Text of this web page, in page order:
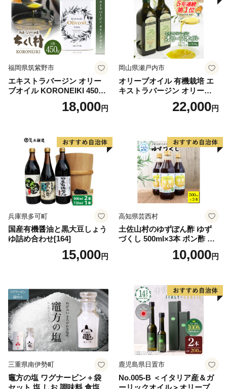
福岡県筑紫野市
エキストラバージン オリー
ブオイル KORONEIKI 450g
[筑前たなか油屋 福岡県 筑紫
野市 21760403] 油 食用油 オ
18,000円
岡山県瀬戸内市
オリーブオイル 有機栽培 エ
キストラバージン オリーブ
オイル シングル 2本 セット
オーガニック 調味料 油 オリ
22,000円
兵庫県多可町
国産有機醤油と黒大豆しょう
ゆ詰め合わせ[164]
15,000円
高知県芸西村
土佐山村のゆずぽん酢 ゆず
づくし 500ml×3本 ポン酢 ポ
ンズ ゆず 柚子 調味料 さっぱ
り 美味しい おいしい 鍋 しゃ
10,000円
三重県南伊勢町
竈方の塩 ワグナービン＋袋
セット 塩 しお 調味料 食塩
鹿児島県日置市
No.005-B ＜イタリア産＆ガ
ーリックオイル＞オリーブオ